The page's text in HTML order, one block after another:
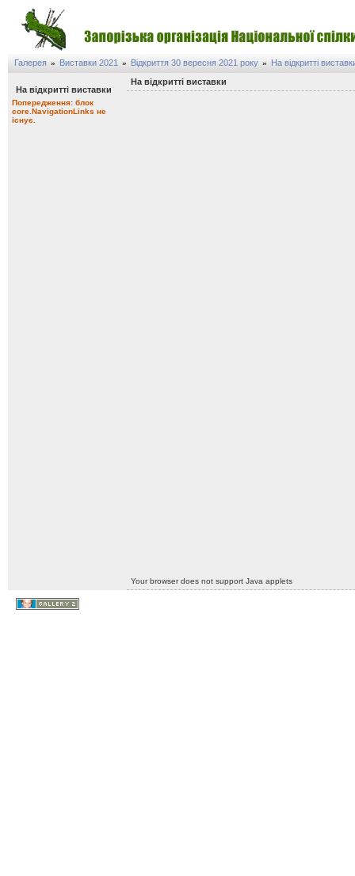
Галерея » Виставки 2021 » Відкриття 30 вересня 2021 року » На відкритті
На відкритті виставки
Попередження: блок
core.NavigationLinks не
існує.
На відкритті виставки
Your browser does not support Java applets